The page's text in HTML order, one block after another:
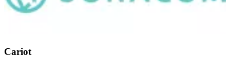
Cariot